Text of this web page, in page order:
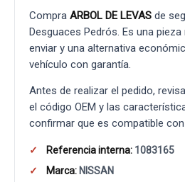
Compra ARBOL DE LEVAS de
Desguaces Pedrós. Es una
enviar y una alternativa
vehículo con garantía.
Antes de realizar el pedido,
el código OEM y las
confirmar que es compatible
Referencia interna: 1083165
Marca: NISSAN